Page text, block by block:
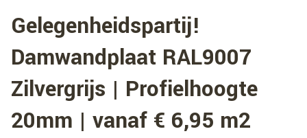
Gelegenheidspartij!
Damwandplaat RAL9007
Zilvergrijs | Profielhoogte
20mm | vanaf € 6,95 m2